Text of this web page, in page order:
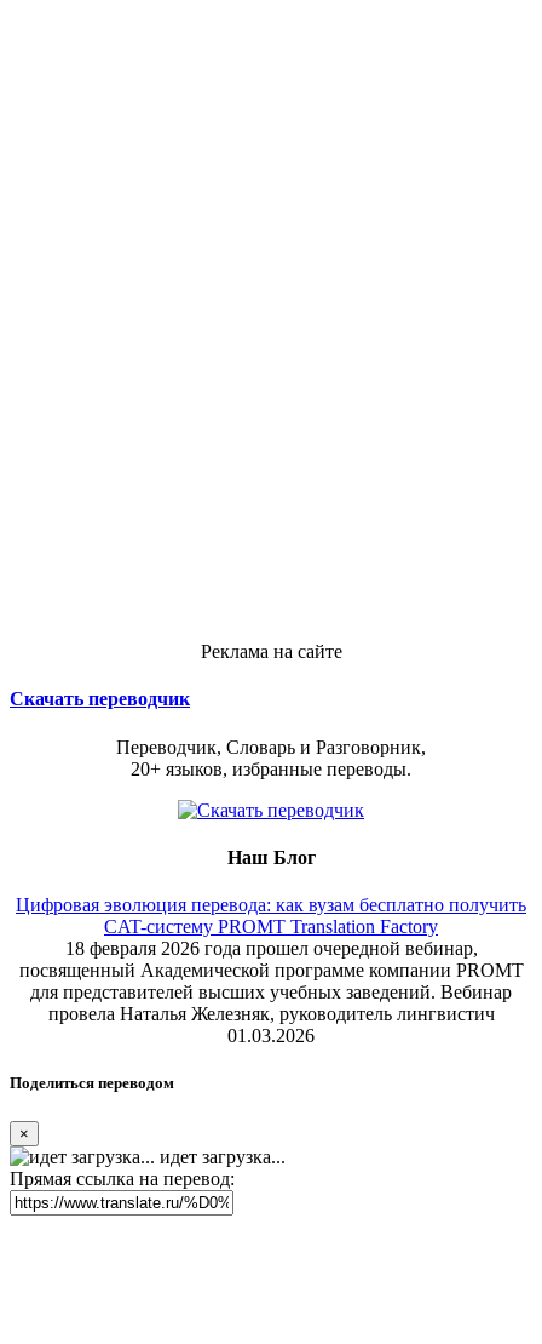
Реклама на сайте
Скачать переводчик
Переводчик, Словарь и Разговорник,
20+ языков, избранные переводы.
Наш Блог
Цифровая эволюция перевода: как вузам бесплатно получить
CAT-систему PROMT Translation Factory
18 февраля 2026 года прошел очередной вебинар,
посвященный Академической программе компании PROMT
для представителей высших учебных заведений. Вебинар
провела Наталья Железняк, руководитель лингвистич
01.03.2026
Поделиться переводом
×
идет загрузка...
Прямая ссылка на перевод: